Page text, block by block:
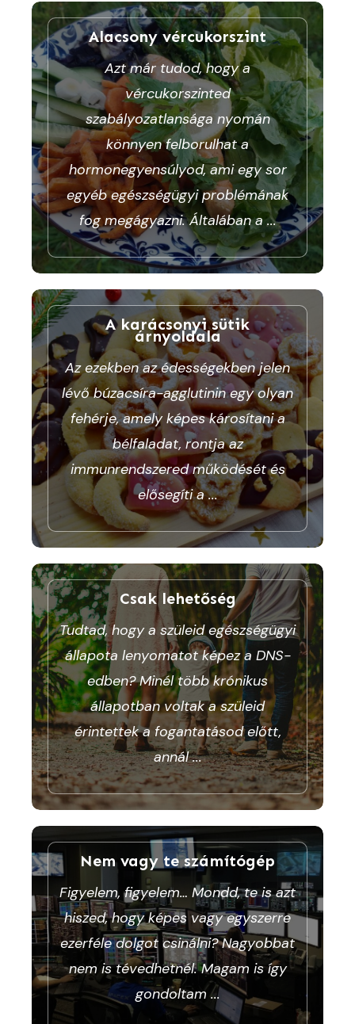
Alacsony vércukorszint
Azt már tudod, hogy a
vércukorszinted
szabályozatlansága nyomán
könnyen felborulhat a
hormonegyensúlyod, ami egy sor
egyéb egészségügyi problémának
fog megágyazni. Általában a...
A karácsonyi sütik
árnyoldala
Az ezekben az édességekben jelen
lévő búzacsíra-agglutinin egy olyan
fehérje, amely képes károsítani a
bélfaladat, rontja az
immunrendszered működését és
elősegíti a...
Csak lehetőség
Tudtad, hogy a szüleid egészségügyi
állapota lenyomatot képez a DNS-
edben? Minél több krónikus
állapotban voltak a szüleid
érintettek a fogantatásod előtt,
annál...
Nem vagy te számítógép
Figyelem, figyelem… Mondd, te is azt
hiszed, hogy képes vagy egyszerre
ezerféle dolgot csinálni? Nagyobbat
nem is tévedhetnél. Magam is így
gondoltam...